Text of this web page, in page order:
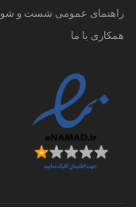
راهنمای عمومی شست و شو
همکاری با ما